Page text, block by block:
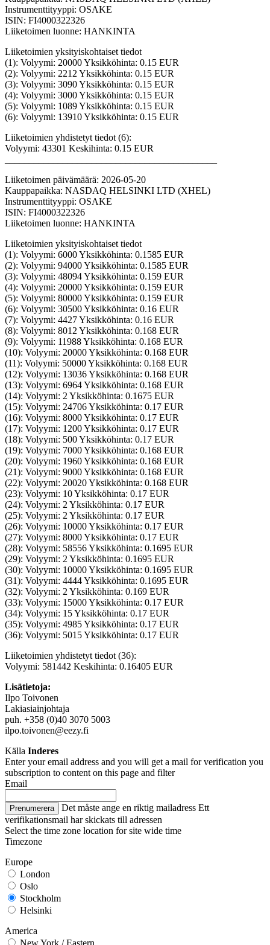
Instrumenttityyppi: OSAKE
ISIN: FI4000322326
Liiketoimen luonne: HANKINTA
Liiketoimien yksityiskohtaiset tiedot
(1): Volyymi: 20000 Yksikköhinta: 0.15 EUR
(2): Volyymi: 2212 Yksikköhinta: 0.15 EUR
(3): Volyymi: 3090 Yksikköhinta: 0.15 EUR
(4): Volyymi: 3000 Yksikköhinta: 0.15 EUR
(5): Volyymi: 1089 Yksikköhinta: 0.15 EUR
(6): Volyymi: 13910 Yksikköhinta: 0.15 EUR
Liiketoimien yhdistetyt tiedot (6):
Volyymi: 43301 Keskihinta: 0.15 EUR
Liiketoimen päivämäärä: 2026-05-20
Kauppapaikka: NASDAQ HELSINKI LTD (XHEL)
Instrumenttityyppi: OSAKE
ISIN: FI4000322326
Liiketoimen luonne: HANKINTA
Liiketoimien yksityiskohtaiset tiedot
(1): Volyymi: 6000 Yksikköhinta: 0.1585 EUR
(2): Volyymi: 94000 Yksikköhinta: 0.1585 EUR
(3): Volyymi: 48094 Yksikköhinta: 0.159 EUR
(4): Volyymi: 20000 Yksikköhinta: 0.159 EUR
(5): Volyymi: 80000 Yksikköhinta: 0.159 EUR
(6): Volyymi: 30500 Yksikköhinta: 0.16 EUR
(7): Volyymi: 4427 Yksikköhinta: 0.16 EUR
(8): Volyymi: 8012 Yksikköhinta: 0.168 EUR
(9): Volyymi: 11988 Yksikköhinta: 0.168 EUR
(10): Volyymi: 20000 Yksikköhinta: 0.168 EUR
(11): Volyymi: 50000 Yksikköhinta: 0.168 EUR
(12): Volyymi: 13036 Yksikköhinta: 0.168 EUR
(13): Volyymi: 6964 Yksikköhinta: 0.168 EUR
(14): Volyymi: 2 Yksikköhinta: 0.1675 EUR
(15): Volyymi: 24706 Yksikköhinta: 0.17 EUR
(16): Volyymi: 8000 Yksikköhinta: 0.17 EUR
(17): Volyymi: 1200 Yksikköhinta: 0.17 EUR
(18): Volyymi: 500 Yksikköhinta: 0.17 EUR
(19): Volyymi: 7000 Yksikköhinta: 0.168 EUR
(20): Volyymi: 1960 Yksikköhinta: 0.168 EUR
(21): Volyymi: 9000 Yksikköhinta: 0.168 EUR
(22): Volyymi: 20020 Yksikköhinta: 0.168 EUR
(23): Volyymi: 10 Yksikköhinta: 0.17 EUR
(24): Volyymi: 2 Yksikköhinta: 0.17 EUR
(25): Volyymi: 2 Yksikköhinta: 0.17 EUR
(26): Volyymi: 10000 Yksikköhinta: 0.17 EUR
(27): Volyymi: 8000 Yksikköhinta: 0.17 EUR
(28): Volyymi: 58556 Yksikköhinta: 0.1695 EUR
(29): Volyymi: 2 Yksikköhinta: 0.1695 EUR
(30): Volyymi: 10000 Yksikköhinta: 0.1695 EUR
(31): Volyymi: 4444 Yksikköhinta: 0.1695 EUR
(32): Volyymi: 2 Yksikköhinta: 0.169 EUR
(33): Volyymi: 15000 Yksikköhinta: 0.17 EUR
(34): Volyymi: 15 Yksikköhinta: 0.17 EUR
(35): Volyymi: 4985 Yksikköhinta: 0.17 EUR
(36): Volyymi: 5015 Yksikköhinta: 0.17 EUR
Liiketoimien yhdistetyt tiedot (36):
Volyymi: 581442 Keskihinta: 0.16405 EUR
Lisätietoja:
Ilpo Toivonen
Lakiasiainjohtaja
puh. +358 (0)40 3070 5003
ilpo.toivonen@eezy.fi
Källa Inderes
Enter your email address and you will get a mail for verification you
subscription to content on this page and filter
Email
Prenumerera Det måste ange en riktig mailadress Ett
verifikationsmail har skickats till adressen
Select the time zone location for site wide time
Timezone
Europe
London
Oslo
Stockholm
Helsinki
America
New York / Eastern